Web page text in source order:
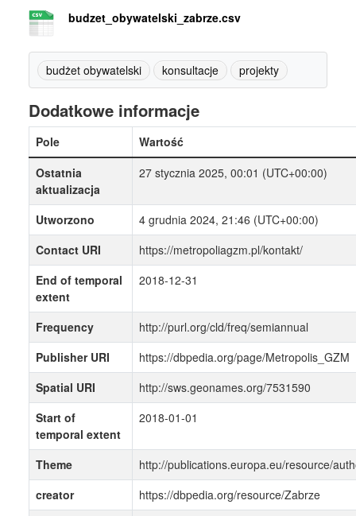
budzet_obywatelski_zabrze.csv
budżet obywatelski konsultacje projekty
Dodatkowe informacje
Pole
Wartość
Ostatnia
aktualizacja
27 stycznia 2025, 00:01 (UTC+00:00)
Utworzono
4 grudnia 2024, 21:46 (UTC+00:00)
Contact URI
https://metropoliagzm.pl/kontakt/
End of temporal
extent
2018-12-31
Frequency
http://purl.org/cld/freq/semiannual
Publisher URI
https://dbpedia.org/page/Metropolis_GZM
Spatial URI
http://sws.geonames.org/7531590
Start of
temporal extent
2018-01-01
Theme
http://publications.europa.eu/resource/
creator
https://dbpedia.org/resource/Zabrze